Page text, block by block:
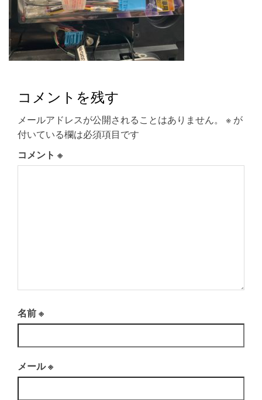
コメントを残す
メールアドレスが公開されることはありません。 ※ が
付いている欄は必須項目です
コメント ※
名前※
メール※